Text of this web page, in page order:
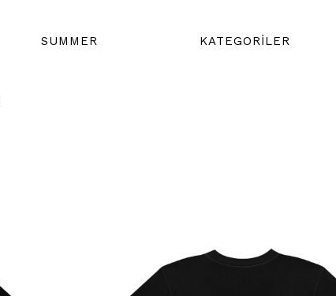
SUMMER KATEGORİLER